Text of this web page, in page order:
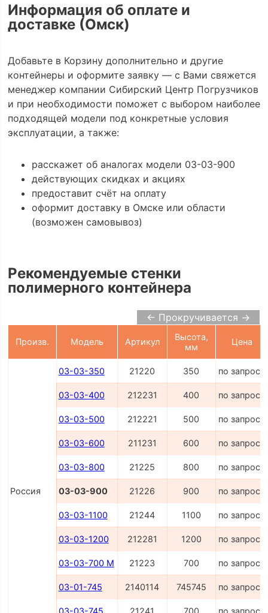
Информация об оплате и
доставке (Омск)
Добавьте в Корзину дополнительно и другие
контейнеры и оформите заявку — с Вами свяжется
менеджер компании Сибирский Центр Погрузчиков
и при необходимости поможет с выбором наиболее
подходящей модели под конкретные условия
эксплуатации, а также:
расскажет об аналогах модели 03-03-900
действующих скидках и акциях
предоставит счёт на оплату
оформит доставку в Омске или области
(возможен самовывоз)
Рекомендуемые стенки
полимерного контейнера
← Прокручивается →
Произв. Модель Артикул
Высота,
мм
Цена
Россия
03-03-350 21220 350 по запросу
03-03-400 212231 400 по запросу
03-03-500 212221 500 по запросу
03-03-600 211231 600 по запросу
03-03-800 21225 800 по запросу
03-03-900 21226 900 по запросу
03-03-1100 21244 1100 по запросу
03-03-1200 212281 1200 по запросу
03-03-700 M 21223 700 по запросу
03-01-745 2140114 745745 по запросу
03-03-745 21241 700 по запросу